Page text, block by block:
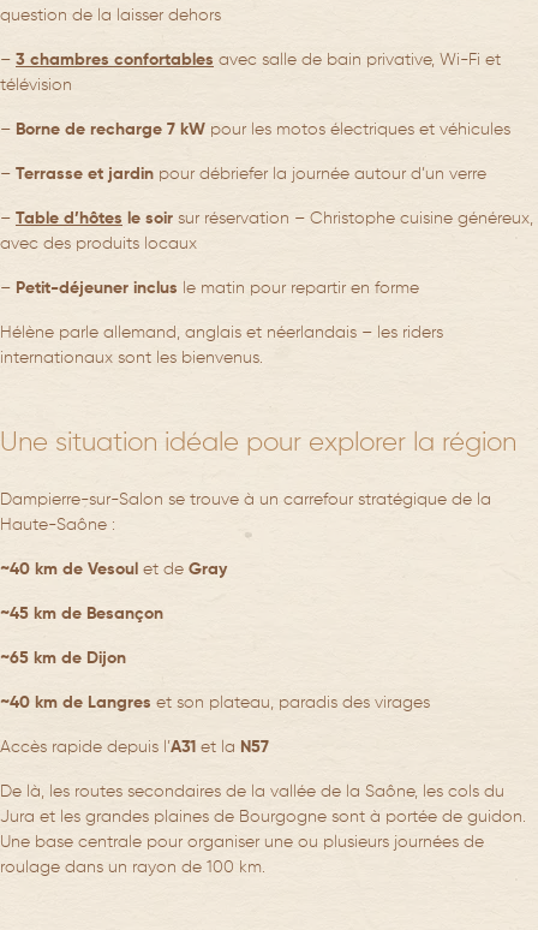
question de la laisser dehors
– 3 chambres confortables avec salle de bain privative, Wi-Fi et
télévision
– Borne de recharge 7 kW pour les motos électriques et véhicules
– Terrasse et jardin pour débriefer la journée autour d’un verre
– Table d’hôtes le soir sur réservation – Christophe cuisine généreux,
avec des produits locaux
– Petit-déjeuner inclus le matin pour repartir en forme
Hélène parle allemand, anglais et néerlandais – les riders
internationaux sont les bienvenus.
Une situation idéale pour explorer la région
Dampierre-sur-Salon se trouve à un carrefour stratégique de la
Haute-Saône :
~40 km de Vesoul et de Gray
~45 km de Besançon
~65 km de Dijon
~40 km de Langres et son plateau, paradis des virages
Accès rapide depuis l’A31 et la N57
De là, les routes secondaires de la vallée de la Saône, les cols du
Jura et les grandes plaines de Bourgogne sont à portée de guidon.
Une base centrale pour organiser une ou plusieurs journées de
roulage dans un rayon de 100 km.